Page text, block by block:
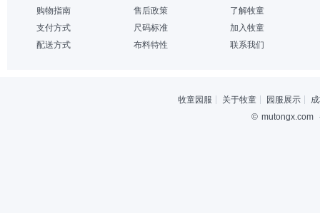
购物指南
支付方式
配送方式
售后政策
尺码标准
布料特性
了解牧童
加入牧童
联系我们
牧童园服 关于牧童 园服展示
© mutongx.com